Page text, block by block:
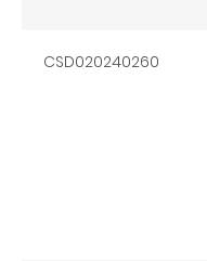
CSD020240260